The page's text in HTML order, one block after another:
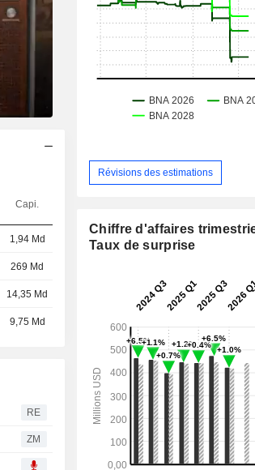
Capi.
1,94 Md
269 Md
14,35 Md
9,75 Md
RE
ZM
Révisions des estimations
Chiffre d'affaires
Taux de surprise